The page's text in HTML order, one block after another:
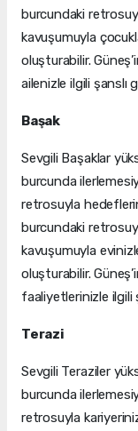
burcundaki
kavuşumuyla
oluşturabilir.
ailenizle ilgili şanslı
Başak
Sevgili Başaklar
burcunda
retrosuyla
burcundaki
kavuşumuyla
oluşturabilir.
faaliyetlerinizle ilgili
Terazi
Sevgili Teraziler
burcunda
retrosuyla